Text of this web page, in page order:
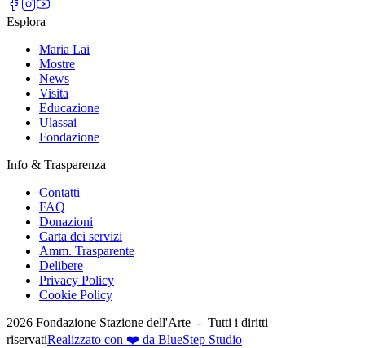
Esplora
Maria Lai
Mostre
News
Visita
Educazione
Ulassai
Fondazione
Info & Trasparenza
Contatti
FAQ
Donazioni
Carta dei servizi
Amm. Trasparente
Delibere
Privacy Policy
Cookie Policy
2026 Fondazione Stazione dell'Arte - Tutti i diritti
riservatiRealizzato con ❤️ da BlueStep Studio